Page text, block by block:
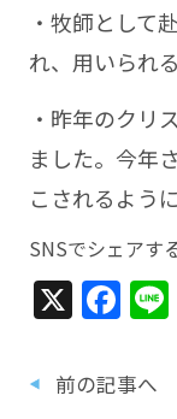
・牧師として
れ、用いられ
・昨年のクリ
ました。今年
こされるように
SNSでシェアす
X
前の記事へ